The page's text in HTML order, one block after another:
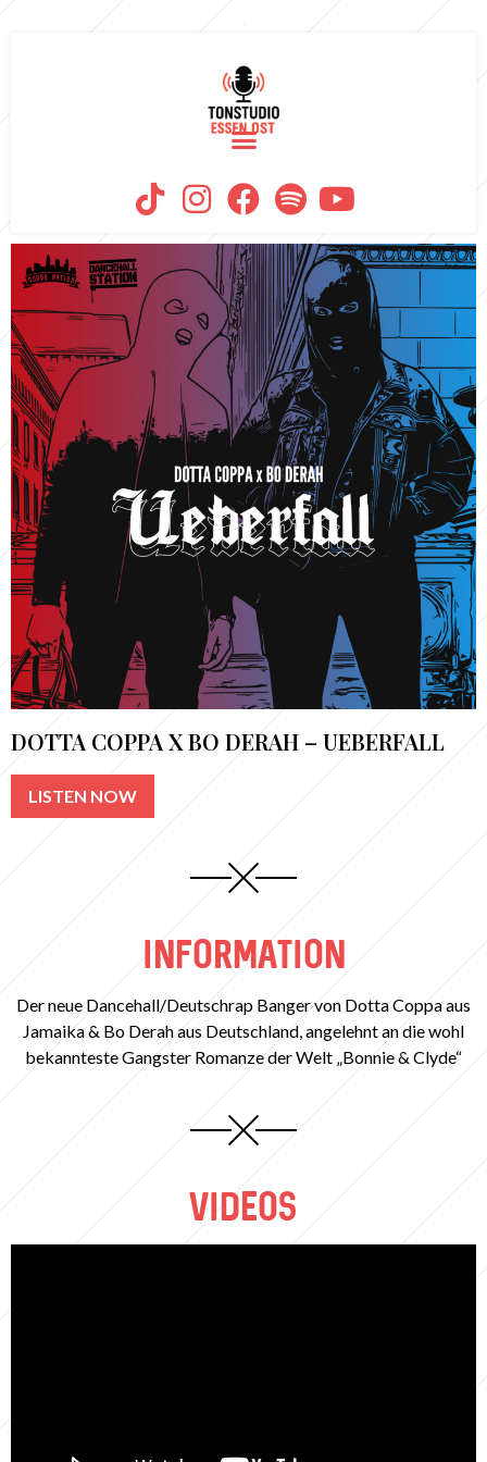
DOTTA COPPA X BO DERAH – UEBERFALL
LISTEN NOW
INFORMATION
Der neue Dancehall/Deutschrap Banger von Dotta Coppa aus
Jamaika & Bo Derah aus Deutschland, angelehnt an die wohl
bekannteste Gangster Romanze der Welt „Bonnie & Clyde“
VIDEOS